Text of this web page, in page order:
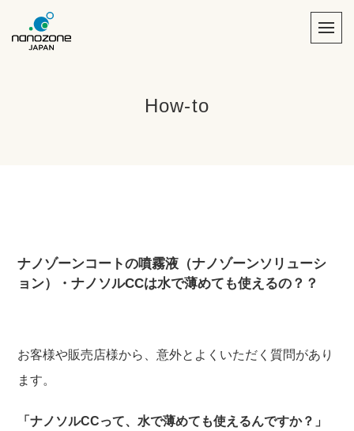
How-to
ナノゾーンコートの噴霧液（ナノゾーンソリューシ
ョン）・ナノソルCCは水で薄めても使えるの？？
お客様や販売店様から、意外とよくいただく質問があり
ます。
「ナノソルCCって、水で薄めても使えるんですか？」